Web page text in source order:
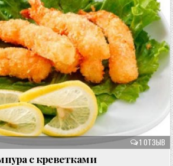
1 ОТЗЫВ
с креветками